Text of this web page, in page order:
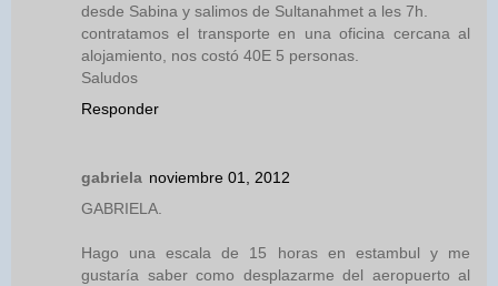
desde Sabina y salimos de Sultanahmet a les 7h.
contratamos el transporte en una oficina cercana al
alojamiento, nos costó 40E 5 personas.
Saludos
Responder
gabriela noviembre 01, 2012
GABRIELA.
Hago una escala de 15 horas en estambul y me
gustaría saber como desplazarme del aeropuerto al